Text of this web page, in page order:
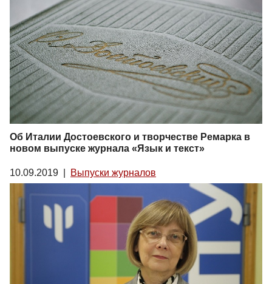
Об Италии Достоевского и творчестве Ремарка в
новом выпуске журнала «Язык и текст»
10.09.2019 Выпуски журналов